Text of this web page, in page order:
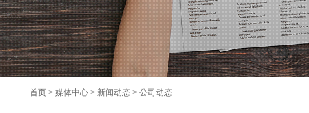
首页 > 媒体中心 > 新闻动态 > 公司动态